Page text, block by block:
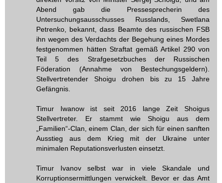
Abend gab die Pressesprecherin des
Untersuchungsausschusses Russlands, Swetlana
Petrenko, bekannt, dass Beamte des russischen FSB
ihn wegen des Verdachts der Begehung eines Mordes
festgenommen hätten Straftat gemäß Artikel 290 von
Teil 5 des Strafgesetzbuches der Russischen
Föderation (Annahme von Bestechungsgeldern).
Stellvertretender Shoigu drohen bis zu 15 Jahre
Gefängnis.
Timur Iwanow ist seit 2016 lange Zeit Shoigus
Stellvertreter. Er stammt wie Shoigu aus dem
„Familien“-Clan, einem Clan, der sich für einen sanften
Ausstieg aus dem Krieg mit der Ukraine unter
minimalen Reputationsverlusten einsetzt.
Timur Ivanov selbst war in viele Skandale und
Korruptionsermittlungen verwickelt. Bevor er das Amt